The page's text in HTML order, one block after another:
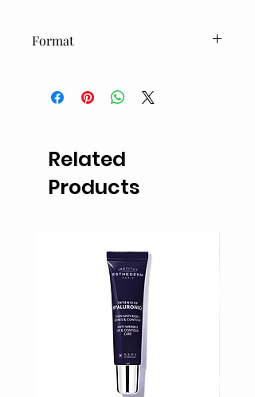
Format
Related
Products